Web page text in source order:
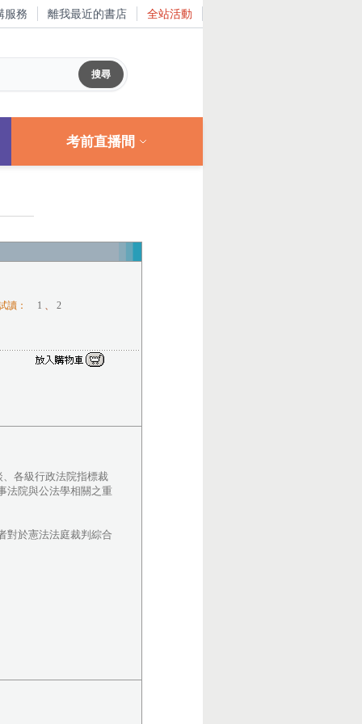
服務 離我最近的書店 全站活動
考前直播間
讀： 1 、 2
各級行政法院指標裁
法院與公法學相關之重
對於憲法法庭裁判綜合